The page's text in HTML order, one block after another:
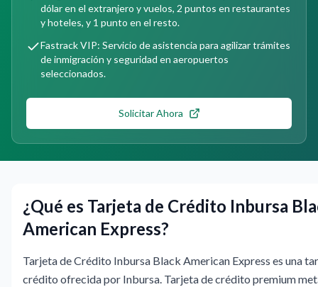
dólar en el extranjero y vuelos, 2 puntos en restaurantes
y hoteles, y 1 punto en el resto.
Fastrack VIP: Servicio de asistencia para agilizar trámites
de inmigración y seguridad en aeropuertos
seleccionados.
Solicitar Ahora
¿Qué es Tarjeta de Crédito Inbursa
American Express?
Tarjeta de Crédito Inbursa Black American Express es una
crédito ofrecida por Inbursa. Tarjeta de crédito premium